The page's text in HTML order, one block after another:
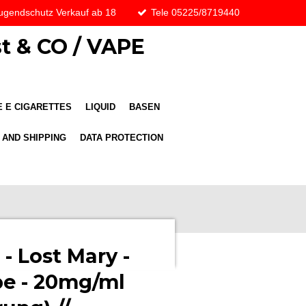
Verkauf ab 18 Tele 05225/8719440
CO / VAPE
E CIGARETTES LIQUID BASEN
AND SHIPPING DATA PROTECTION
- Lost Mary -
- 20mg/ml